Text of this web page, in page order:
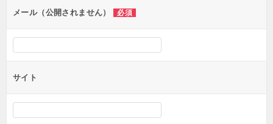
ンメール（公開されません） 必須
サイト